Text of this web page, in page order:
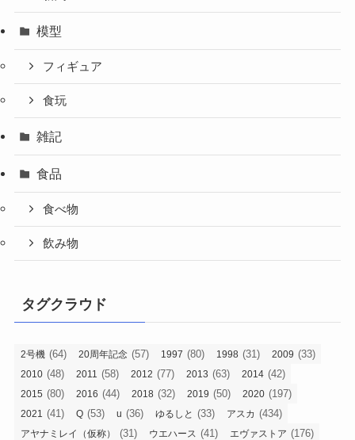
模型
フィギュア
食玩
雑記
食品
食べ物
飲み物
タグクラウド
2号機 (64) 20周年記念 (57) 1997 (80) 1998 (31) 2009 (33)
2010 (48) 2011 (58) 2012 (77) 2013 (63) 2014 (42)
2015 (80) 2016 (44) 2018 (32) 2019 (50) 2020 (197)
2021 (41) Q (53) u (36) ゆるしと (33) アスカ (434)
アヤナミレイ（仮称） (31) ウエハース (41) エヴァストア (176)